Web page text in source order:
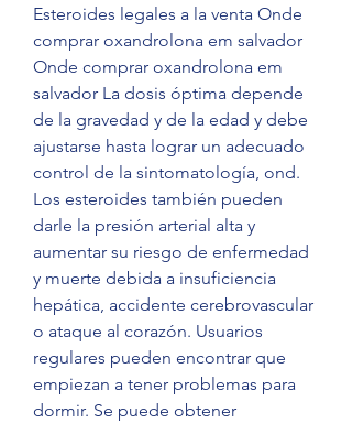
Esteroides legales a la venta Onde
comprar oxandrolona em salvador
Onde comprar oxandrolona em
salvador La dosis óptima depende
de la gravedad y de la edad y debe
ajustarse hasta lograr un adecuado
control de la sintomatología, ond.
Los esteroides también pueden
darle la presión arterial alta y
aumentar su riesgo de enfermedad
y muerte debida a insuficiencia
hepática, accidente cerebrovascular
o ataque al corazón. Usuarios
regulares pueden encontrar que
empiezan a tener problemas para
dormir. Se puede obtener